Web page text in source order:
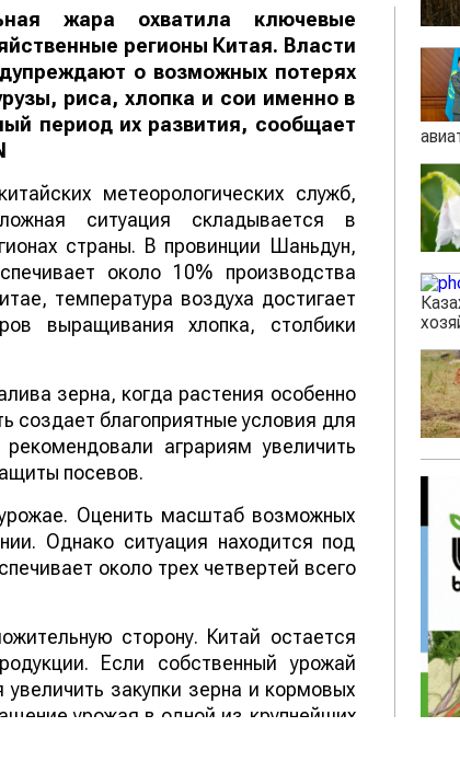
жара охватила ключевые
регионы Китая. Власти
о возможных потерях
риса, хлопка и сои именно в
период их развития, сообщает
метеорологических служб,
ситуация складывается в
страны. В провинции Шаньдун,
около 10% производства
температура воздуха достигает
выращивания хлопка, столбики
зерна, когда растения особенно
создает благоприятные условия для
аграриям увеличить
посевов.
Оценить масштаб возможных
Однако ситуация находится под
около трех четвертей всего
сторону. Китай остается
Если собственный урожай
закупки зерна и кормовых
урожая в одной из крупнейших